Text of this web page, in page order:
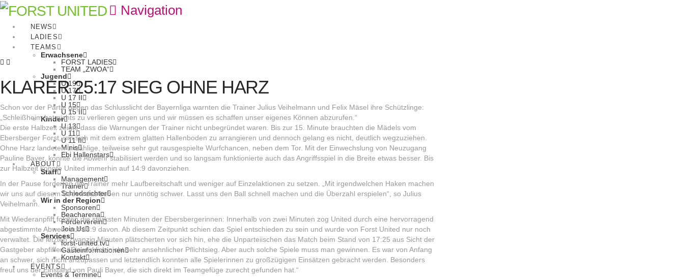
Navigation
NEWS
LADIES
TEAMS
Erwachsene
FORST LADIES
TEAM „ZWOA“
Jugend
U 19
U 17
U 17 II
U 15
U 15 II
Kinder
U 13
U 11
U 11 II
Minis
Ebi Hallenstars
ABOUT
Staff
Management
Trainer
Schiedsrichter
Wir in der Region
Sponsoren
Beacharena
Förderverein
Join Us
Services
forst-united.tv
Gästeinformationen
Kontakt
EVENTS
Events & Termine
KLARER 25:17 SIEG OHNE HARZ
Schon vor der Partie gegen das Schlusslicht der Bayernliga warnten die Trainer Julius Veihelmann und Felix Mäsel ihre Schützlinge:
„Schleißheim hat nichts zu verlieren gegen uns und wir müssen es schaffen unser eigenes Können abzurufen.“
Die erste Halbzeit zeigte dass die Warnungen der Trainer nicht unbegründet waren. Bis zur 15. Minute brauchten die Mädels vom
Ebersberger Forst, um sich mit dem extrem glatten Hallenboden zu arrangieren und dennoch gelang es nicht, deutlich wegzuziehen.
Ohne Harz landeten unzählige, teilweise sehr gut rausgespielte Wurfchancen, neben dem Tor. Mit der Einwechslung von Neuzugang
Pauline Bayer, konnte die Abwehr stabilisiert werden und so langsam funktionierte auch das Angriffsspiel in die Breite etwas besser. Bis
zur Halbzeit konnte United immerhin auf 14:9 davonziehen.
In der Pause forderten die Trainer mehr Laufbereitschaft und weniger auf Einzelaktionen zu setzen. „Mit irgendwelchen Haken machen
wir uns auf diesem Boden das Leben nur unnötig schwer. Lasst uns den Ball schnell machen und die Überzahl erspielen“, so Julius
Veihelmann.
Mit Wiederanpfiff folgten die stärksten Minuten der Ebersbergerinnen: Innerhalb von zwei Minuten zog United durch eine hervorragend
abgestimmte Abwehr auf 18:9 davon. Ab diesem Zeitpunkt schien das Spiel entschieden zu sein und wurde von Forst United nur noch
verwaltet. Die letzten zwanzig Minuten plätscherten vor sich hin, ehe die Unparteiischen das Match beim Stand von 17:25 aus Sicht der
Gastgeber abpfiffen. „Ein wirklich nicht sehr ansehnlicher Pflichtsieg. Aber auch solche Spiele muss man gewinnen. Es war von Anfang
an schwer, sich nicht anzupassen und letztendlich konnten alle Spielerinnen zu großzügigen Einsätzen gebracht werden. Besonders
freut uns der Einstand von Pauli Bayer, die sich direkt im Teamgefüge zurecht gefunden hat.“